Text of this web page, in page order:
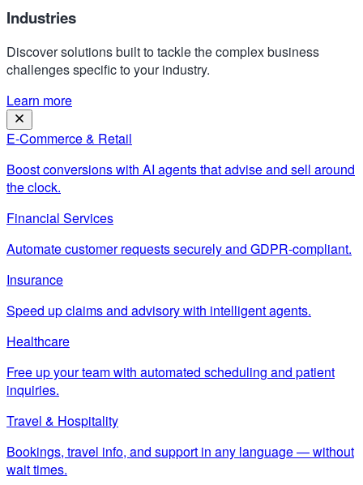
Industries
Discover solutions built to tackle the complex business
challenges specific to your industry.
Learn more
E-Commerce & Retail
Boost conversions with AI agents that advise and sell around
the clock.
Financial Services
Automate customer requests securely and GDPR-compliant.
Insurance
Speed up claims and advisory with intelligent agents.
Healthcare
Free up your team with automated scheduling and patient
inquiries.
Travel & Hospitality
Bookings, travel info, and support in any language — without
wait times.